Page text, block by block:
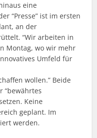
eine
“Presse” ist im ersten
an der
“Wir arbeiten in
Montag, wo wir mehr
Umfeld für
wollen.” Beide
“bewährtes
Keine
geplant. Im
werden.